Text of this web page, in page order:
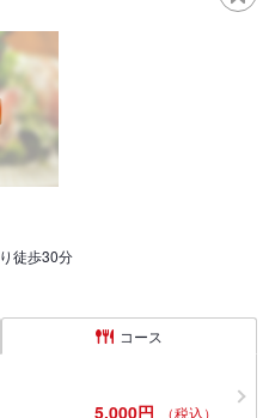
徒歩30分
コース
5,000円 （税込）